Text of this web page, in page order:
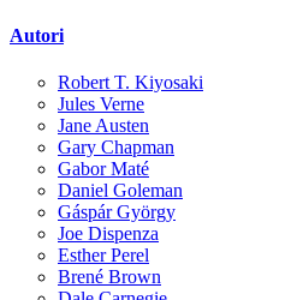
Autori
Robert T. Kiyosaki
Jules Verne
Jane Austen
Gary Chapman
Gabor Maté
Daniel Goleman
Gáspár György
Joe Dispenza
Esther Perel
Brené Brown